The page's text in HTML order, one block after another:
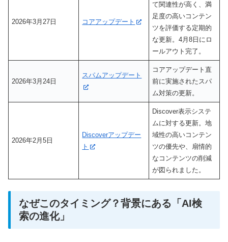
2026年3月27日 コアアップデート
て関連性が高く、満
足度の高いコンテン
ツを評価する定期的
な更新。4月8日にロ
ールアウト完了。
2026年3月24日
スパムアップデート
コアアップデート直
前に実施されたスパ
ム対策の更新。
2026年2月5日
Discoverアップデー
ト
Discover表示システ
ムに対する更新。地
域性の高いコンテン
ツの優先や、扇情的
なコンテンツの削減
が図られました。
なぜこのタイミング？背景にある「AI検
索の進化」